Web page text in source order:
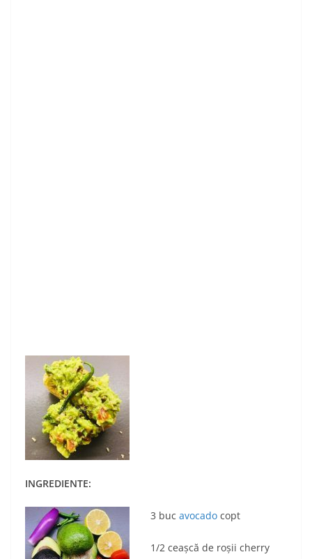
INGREDIENTE:
3 buc avocado copt
1/2 ceașcă de roșii cherry